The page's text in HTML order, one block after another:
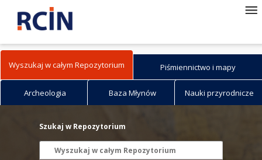
Wyszukaj w całym Repozytorium Piśmiennictwo i mapy
Archeologia Baza Młynów Nauki przyrodnicze
Szukaj w Repozytorium